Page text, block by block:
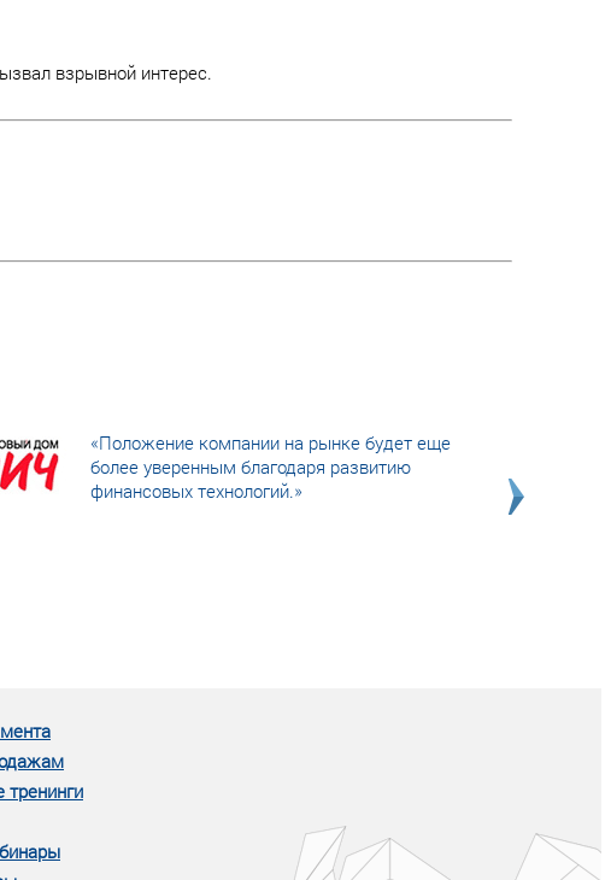
взрывной интерес.
«Положение компании на рынке будет еще
более уверенным благодаря развитию
финансовых технологий.»
тренинги